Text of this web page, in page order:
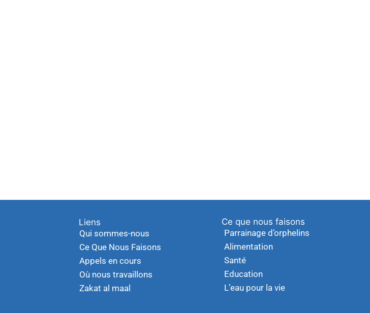
Liens
Qui sommes-nous
Ce Que Nous Faisons
Appels en cours
Où nous travaillons
Zakat al maal
Ce que nous faisons
Parrainage d’orphelins
Alimentation
Santé
Education
L’eau pour la vie